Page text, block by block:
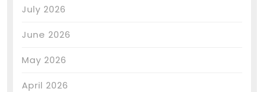
July 2026
June 2026
May 2026
April 2026